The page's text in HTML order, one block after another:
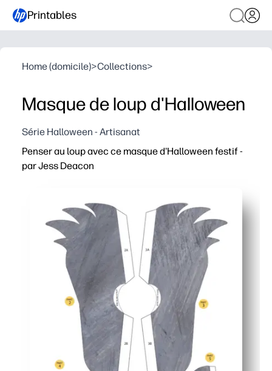
Printables
Home (domicile)>Collections>
Masque de loup d'Halloween
Série Halloween - Artisanat
Penser au loup avec ce masque d'Halloween festif -
par Jess Deacon